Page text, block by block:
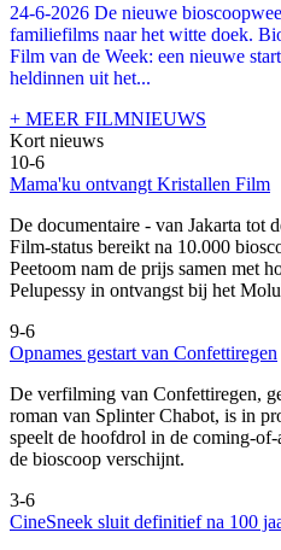
24-6-2026 De nieuwe
familiefilms naar het witte doek.
Film van de Week: een nieuwe
heldinnen uit het...
+ MEER FILMNIEUWS
Kort nieuws
10-6
Mama'ku ontvangt Kristallen Film
De documentaire - van Jakarta tot
Film-status bereikt na 10.000
Peetoom nam de prijs samen met
Pelupessy in ontvangst bij het
9-6
Opnames gestart van Confettiregen
De verfilming van Confettiregen,
roman van Splinter Chabot, is in
speelt de hoofdrol in de coming-
de bioscoop verschijnt.
3-6
CineSneek sluit definitief na 100